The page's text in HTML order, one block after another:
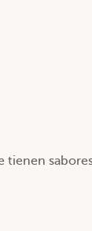
tienen